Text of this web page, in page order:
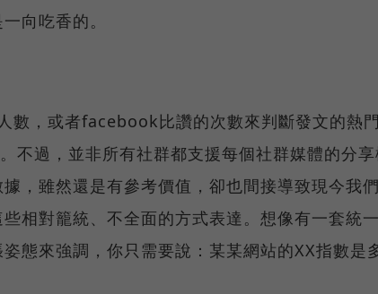
向吃香的。
數，或者facebook比讚的次數來判斷發文的熱
不過，並非所有社群都支援每個社群媒體的分享
，雖然還是有參考價值，卻也間接導致現今我
相對籠統、不全面的方式表達。想像有一套統
態來強調，你只需要說：某某網站的XX指數是